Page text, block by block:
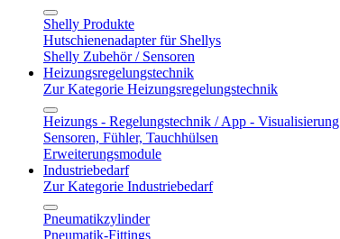
Shelly Produkte
Hutschienenadapter für Shellys
Shelly Zubehör / Sensoren
Heizungsregelungstechnik
Zur Kategorie Heizungsregelungstechnik
Heizungs - Regelungstechnik / App - Visualisierung
Sensoren, Fühler, Tauchhülsen
Erweiterungsmodule
Industriebedarf
Zur Kategorie Industriebedarf
Pneumatikzylinder
Pneumatik-Fittings